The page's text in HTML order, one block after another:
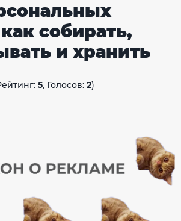
собирать,
и хранить
5, Голосов: 2)